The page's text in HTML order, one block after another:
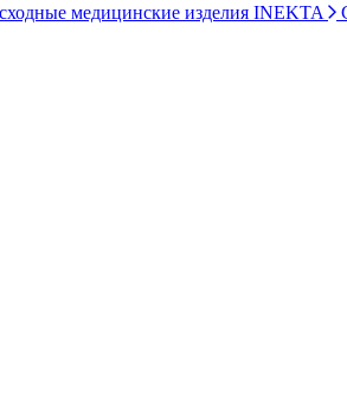
медицинские изделия INEKTA